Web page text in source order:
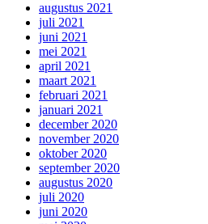
augustus 2021
juli 2021
juni 2021
mei 2021
april 2021
maart 2021
februari 2021
januari 2021
december 2020
november 2020
oktober 2020
september 2020
augustus 2020
juli 2020
juni 2020